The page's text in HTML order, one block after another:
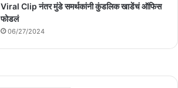
Viral Clip नंतर मुंडे समर्थकांनी कुंडलिक खाडेंचं ऑफिस
फोडलं
06/27/2024